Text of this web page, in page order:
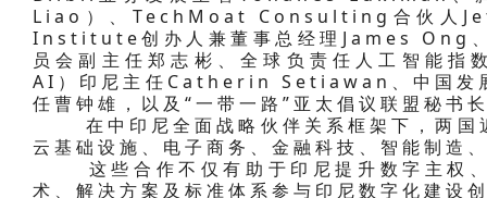
Liao）、TechMoat Consulting合伙
Institute创办人兼董事总经理James Ong、
员会副主任郑志彬、全球负责任人工智
AI）印尼主任Catherin Setiawan、中国发
任曹钟雄，以及“一带一路”亚太倡议联盟秘
在中印尼全面战略伙伴关系框架下，两国
云基础设施、电子商务、金融科技、智能制造
这些合作不仅有助于印尼提升数字主权、
术、解决方案及标准体系参与印尼数字化建设